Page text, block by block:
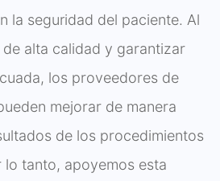
la seguridad del paciente. Al
alta calidad y garantizar
los proveedores de
mejorar de manera
de los procedimientos
lo tanto, apoyemos esta